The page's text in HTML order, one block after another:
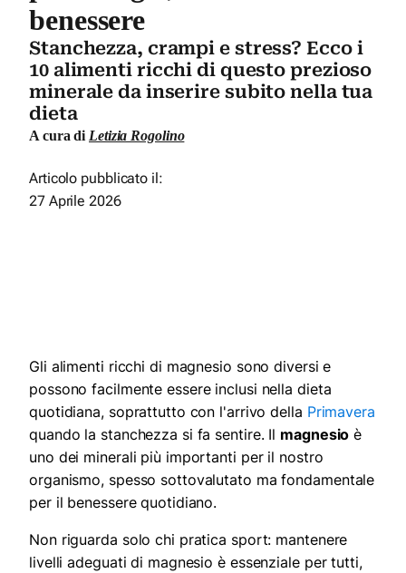
benessere
Stanchezza, crampi e stress? Ecco i
10 alimenti ricchi di questo prezioso
minerale da inserire subito nella tua
dieta
A cura diLetizia Rogolino
Articolo pubblicato il:
27 Aprile 2026
Gli alimenti ricchi di magnesio sono diversi e
possono facilmente essere inclusi nella dieta
quotidiana, soprattutto con l'arrivo della Primavera
quando la stanchezza si fa sentire. Il magnesio è
uno dei minerali più importanti per il nostro
organismo, spesso sottovalutato ma fondamentale
per il benessere quotidiano.
Non riguarda solo chi pratica sport: mantenere
livelli adeguati di magnesio è essenziale per tutti,